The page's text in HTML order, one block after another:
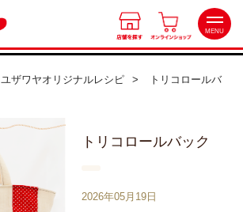
MENU
オンラインショップ
会員特典
ユザワヤオリジナルレシピ
トリコロールバ
トリコロールバック
2026年05月19日